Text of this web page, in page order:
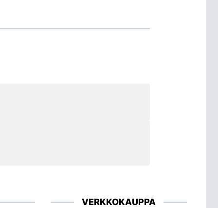
VERKKOKAUPPA